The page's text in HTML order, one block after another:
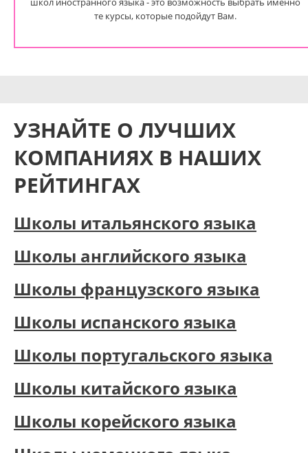
те курсы, которые подойдут Вам.
УЗНАЙТЕ О ЛУЧШИХ
КОМПАНИЯХ В НАШИХ
РЕЙТИНГАХ
Школы итальянского языка
Школы английского языка
Школы французского языка
Школы испанского языка
Школы португальского языка
Школы китайского языка
Школы корейского языка